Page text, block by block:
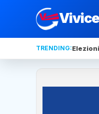
TRENDING: